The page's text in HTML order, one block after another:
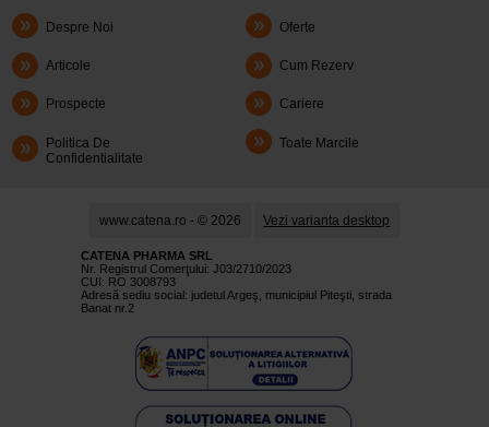
Despre Noi Oferte
Articole Cum Rezerv
Prospecte Cariere
Politica De
Confidentialitate
Toate Marcile
www.catena.ro - © 2026 Vezi varianta desktop
CATENA PHARMA SRL
Nr. Registrul Comerţului: J03/2710/2023
CUI: RO 3008793
Adresă sediu social: judetul Argeş, municipiul Piteşti, strada
Banat nr.2